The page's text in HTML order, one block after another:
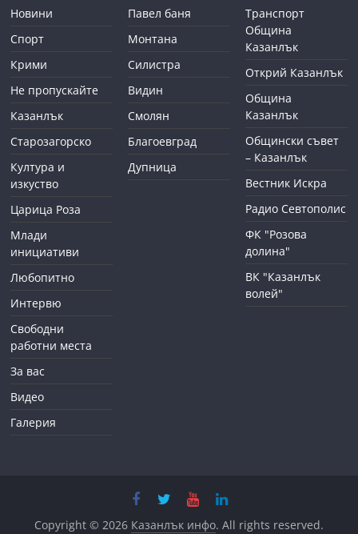
Новини
Спорт
Крими
Не пропускайте
Казанлък
Старозагорско
Култура и
изкуство
Царица Роза
Млади
инициативи
Любопитно
Интервю
Свободни
работни места
За вас
Видео
Галерия
Павел баня
Монтана
Силистра
Видин
Смолян
Благоевград
Дупница
Транспорт
Община
Казанлък
Открий Казанлък
Община
Казанлък
Общински съвет
– Казанлък
Вестник Искра
Радио Севтополис
ФК "Розова
долина"
ВК "Казанлък
волей"
Copyright © 2026 Казанлък инфо. All rights reserved.